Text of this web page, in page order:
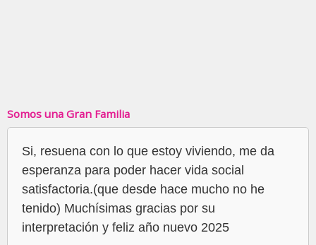
Somos una Gran Familia
Si, resuena con lo que estoy viviendo, me da
esperanza para poder hacer vida social
satisfactoria.(que desde hace mucho no he
tenido) Muchísimas gracias por su
interpretación y feliz año nuevo 2025